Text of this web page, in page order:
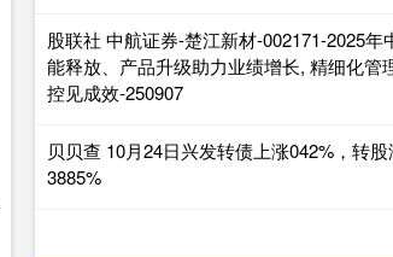
股联社 中航证券-楚江新材-002171-2025年
能释放、产品升级助力业绩增长, 精细化管
控见成效-250907
贝贝查 10月24日兴发转债上涨042%，转
3885%